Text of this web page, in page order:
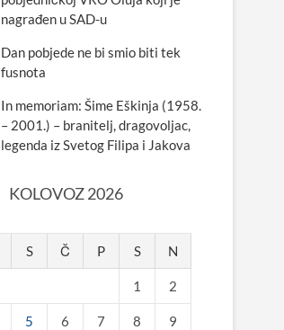
nagrađen u SAD-u
Dan pobjede ne bi smio biti tek
fusnota
In memoriam: Šime Eškinja (1958.
– 2001.) – branitelj, dragovoljac,
legenda iz Svetog Filipa i Jakova
KOLOVOZ 2026
S Č P S N
1 2
5 6 7 8 9